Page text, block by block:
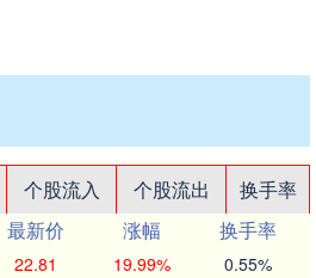
个股流入 个股流出
换手率
最新价 涨幅
换手率
22.81 19.99% 0.55%